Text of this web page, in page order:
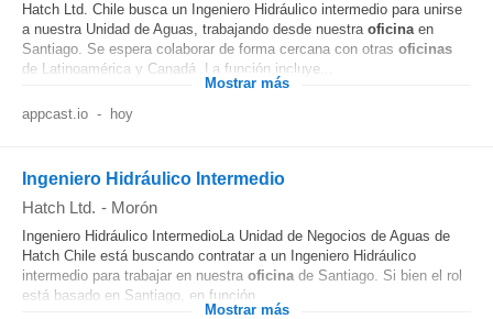
Hatch Ltd. Chile busca un Ingeniero Hidráulico intermedio para unirse
a nuestra Unidad de Aguas, trabajando desde nuestra oficinaen
Santiago. Se espera colaborar de forma cercana con otras oficinas
de Latinoamérica y Canadá. La función incluye...
Mostrar más
appcast.io - hoy
Ingeniero Hidráulico Intermedio
Hatch Ltd. - Morón
Ingeniero Hidráulico IntermedioLa Unidad de Negocios de Aguas de
Hatch Chile está buscando contratar a un Ingeniero Hidráulico
intermedio para trabajar en nuestra oficinade Santiago. Si bien el rol
está basado en Santiago, en función...
Mostrar más